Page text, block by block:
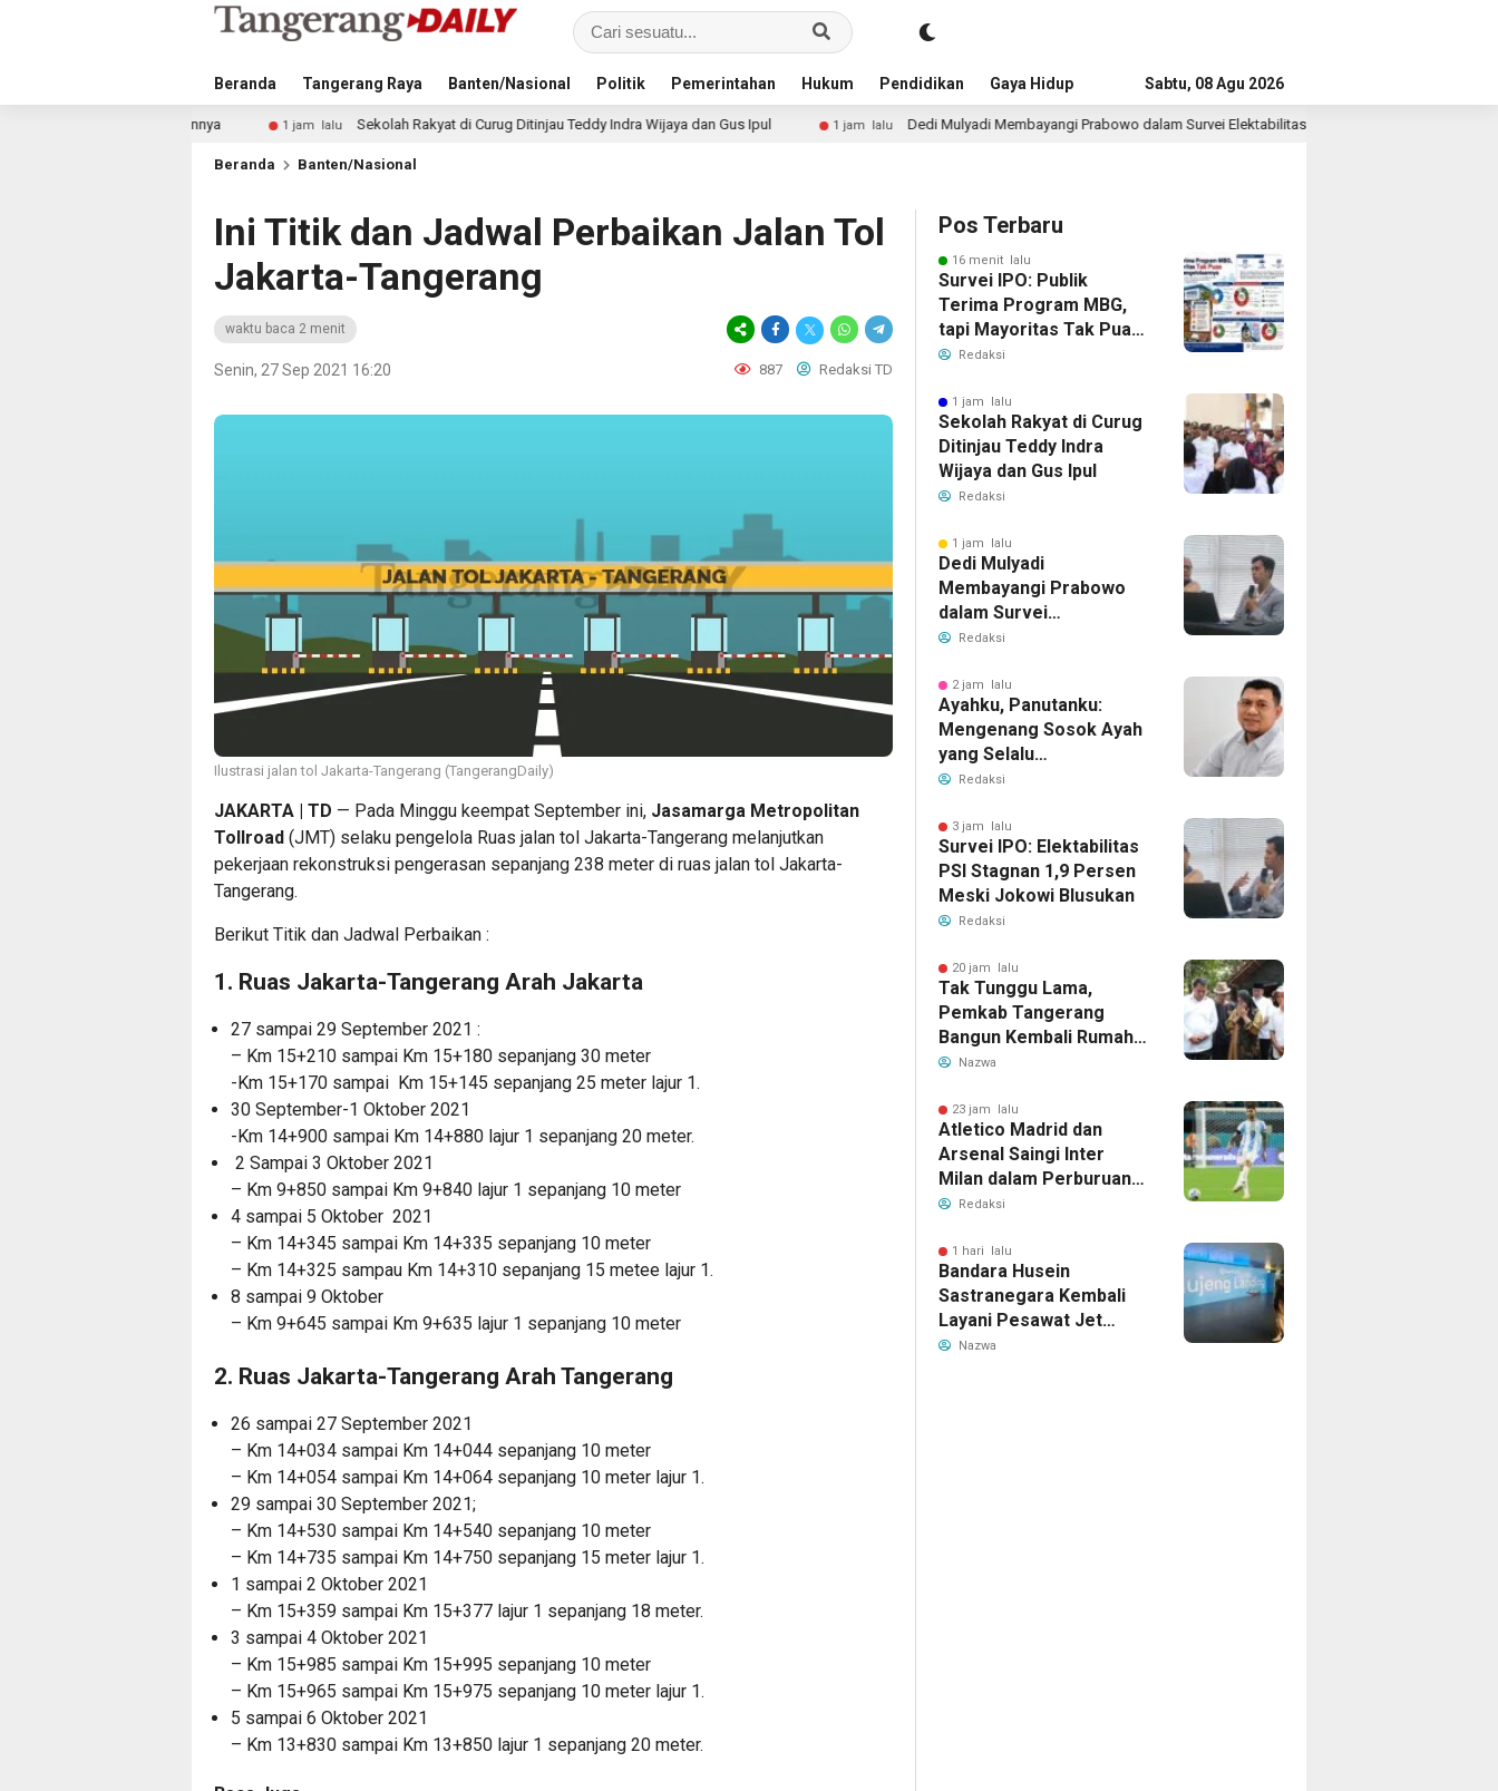
Beranda Tangerang Raya Banten/Nasional Politik Pemerintahan Hukum Pendidikan Gaya Hidup AdvertorialSabtu, 08 Agu 2026
Sekolah Rakyat di Curug Ditinjau Teddy Indra Wijaya dan Gus Ipul 1 jam lalu Dedi Mulyadi Membayangi Prabowo dalam Survei Elektabilitas Capres IPO 2 jam lalu
Beranda Banten/Nasional
Ini Titik dan Jadwal Perbaikan Jalan Tol
Jakarta-Tangerang
waktu baca 2 menit
Senin, 27 Sep 2021 16:20 887 Redaksi TD
Ilustrasi jalan tol Jakarta-Tangerang (TangerangDaily)
JAKARTA | TD — Pada Minggu keempat September ini, Jasamarga Metropolitan
Tollroad (JMT) selaku pengelola Ruas jalan tol Jakarta-Tangerang melanjutkan
pekerjaan rekonstruksi pengerasan sepanjang 238 meter di ruas jalan tol Jakarta-
Tangerang.
Berikut Titik dan Jadwal Perbaikan :
1. Ruas Jakarta-Tangerang Arah Jakarta
27 sampai 29 September 2021 :
– Km 15+210 sampai Km 15+180 sepanjang 30 meter
-Km 15+170 sampai Km 15+145 sepanjang 25 meter lajur 1.
30 September-1 Oktober 2021
-Km 14+900 sampai Km 14+880 lajur 1 sepanjang 20 meter.
2 Sampai 3 Oktober 2021
– Km 9+850 sampai Km 9+840 lajur 1 sepanjang 10 meter
4 sampai 5 Oktober 2021
– Km 14+345 sampai Km 14+335 sepanjang 10 meter
– Km 14+325 sampau Km 14+310 sepanjang 15 metee lajur 1.
8 sampai 9 Oktober
– Km 9+645 sampai Km 9+635 lajur 1 sepanjang 10 meter
2. Ruas Jakarta-Tangerang Arah Tangerang
26 sampai 27 September 2021
– Km 14+034 sampai Km 14+044 sepanjang 10 meter
– Km 14+054 sampai Km 14+064 sepanjang 10 meter lajur 1.
29 sampai 30 September 2021;
– Km 14+530 sampai Km 14+540 sepanjang 10 meter
– Km 14+735 sampai Km 14+750 sepanjang 15 meter lajur 1.
1 sampai 2 Oktober 2021
– Km 15+359 sampai Km 15+377 lajur 1 sepanjang 18 meter.
3 sampai 4 Oktober 2021
– Km 15+985 sampai Km 15+995 sepanjang 10 meter
– Km 15+965 sampai Km 15+975 sepanjang 10 meter lajur 1.
5 sampai 6 Oktober 2021
– Km 13+830 sampai Km 13+850 lajur 1 sepanjang 20 meter.
Pos Terbaru
16 menit lalu
Survei IPO: Publik
Terima Program MBG,
tapi Mayoritas Tak Puas
dengan Pengelolaannya
Redaksi
1 jam lalu
Sekolah Rakyat di Curug
Ditinjau Teddy Indra
Wijaya dan Gus Ipul
Redaksi
1 jam lalu
Dedi Mulyadi
Membayangi Prabowo
dalam Survei
Elektabilitas Capres IPO
Redaksi
2 jam lalu
Ayahku, Panutanku:
Mengenang Sosok Ayah
yang Selalu
Membersamaiku
Redaksi
3 jam lalu
Survei IPO: Elektabilitas
PSI Stagnan 1,9 Persen
Meski Jokowi Blusukan
Redaksi
20 jam lalu
Tak Tunggu Lama,
Pemkab Tangerang
Bangun Kembali Rumah
Warga yang Roboh
Nazwa
23 jam lalu
Atletico Madrid dan
Arsenal Saingi Inter
Milan dalam Perburuan
Cristian Romero,
Memanas
Redaksi
1 hari lalu
Bandara Husein
Sastranegara Kembali
Layani Pesawat Jet
Mulai 14 Agustus 2026,
Nazwa